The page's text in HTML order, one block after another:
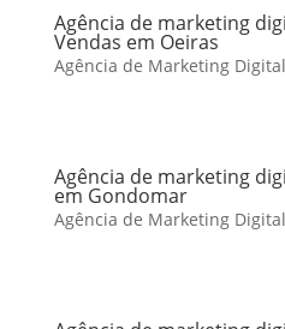
Agência de marketing
Vendas em Oeiras
Agência de Marketing
Agência de marketing
em Gondomar
Agência de Marketing